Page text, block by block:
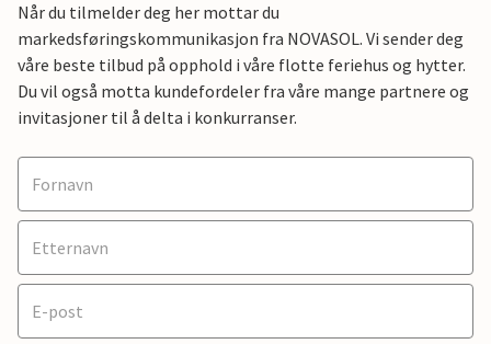
Når du tilmelder deg her mottar du
markedsføringskommunikasjon fra NOVASOL. Vi sender deg
våre beste tilbud på opphold i våre flotte feriehus og hytter.
Du vil også motta kundefordeler fra våre mange partnere og
invitasjoner til å delta i konkurranser.